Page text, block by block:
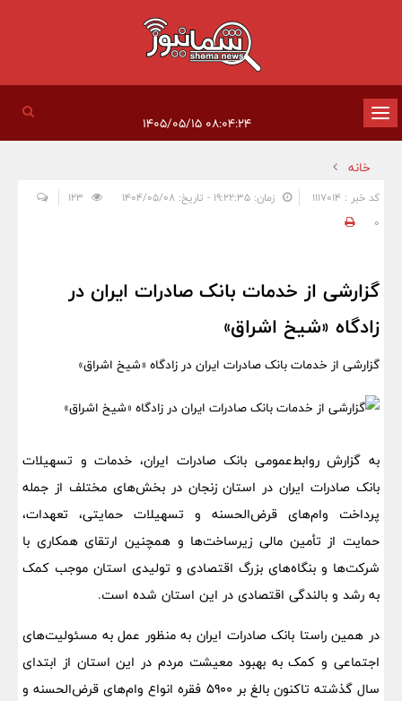
تغییر
وضعیت
ناوبری
خانه
کد خبر : 1117014 زمان: ۱۹:۲۲:۳۵ - تاریخ: ۱۴۰۴/۰۵/۰۸
0
گزارشی از خدمات بانک صادرات ایران در
زادگاه «شیخ اشراق»
گزارشی از خدمات بانک صادرات ایران در زادگاه «شیخ اشراق»
به گزارش روابط‌عمومی بانک صادرات ایران، خدمات و تسهیلات
بانک صادرات ایران در استان زنجان در بخش‌های مختلف از جمله
پرداخت وام‌های قرض‌الحسنه و تسهیلات حمایتی، تعهدات،
حمایت از تأمین مالی زیرساخت‌ها و همچنین ارتقای همکاری با
شرکت‌ها و بنگاه‌های بزرگ اقتصادی و تولیدی استان موجب کمک
به رشد و بالندگی اقتصادی در این استان شده است.
در همین راستا بانک صادرات ایران به منظور عمل به مسئولیت‌های
اجتماعی و کمک به بهبود معیشت مردم در این استان از ابتدای
سال گذشته تاکنون بالغ بر 5900 فقره انواع وام‌های قرض‌الحسنه و